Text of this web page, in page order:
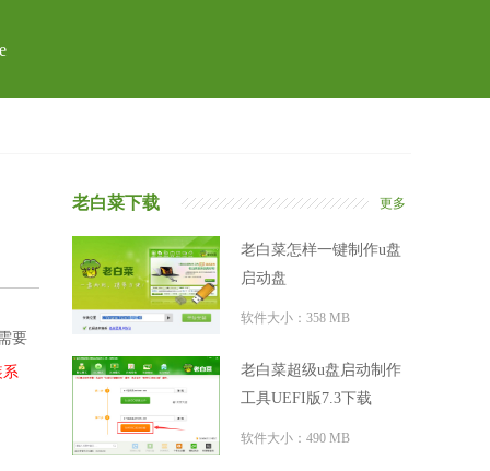
要
系
老白菜下载 更多
老白菜怎样一键制作u盘
启动盘
软件大小：358 MB
老白菜超级u盘启动制作
工具UEFI版7.3下载
软件大小：490 MB